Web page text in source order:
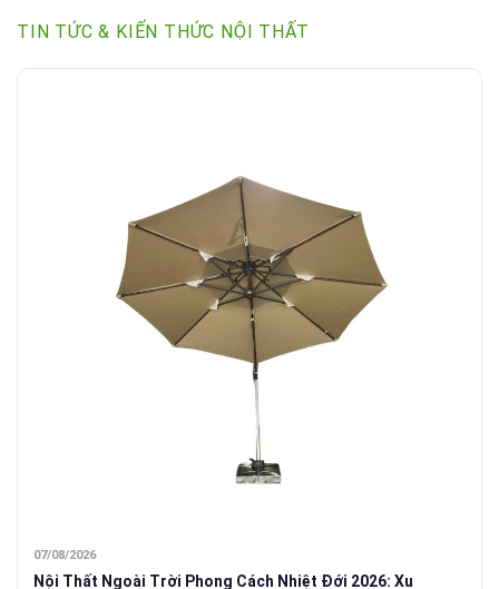
TIN TỨC & KIẾN THỨC NỘI THẤT
07/08/2026
Nội Thất Ngoài Trời Phong Cách Nhiệt Đới 2026: Xu